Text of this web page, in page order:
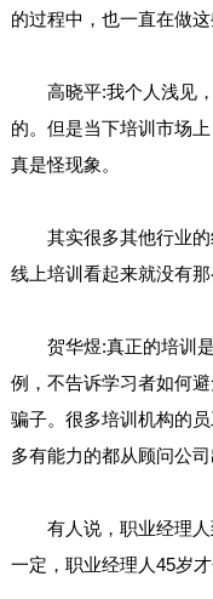
的过程中，也一直在做这
高晓平:我个人浅见，
的。但是当下培训市场
真是怪现象。
其实很多其他行业的
线上培训看起来就没有那
贺华煜:真正的培训是
例，不告诉学习者如何
骗子。很多培训机构的
多有能力的都从顾问公司
有人说，职业经理人
一定，职业经理人45岁才